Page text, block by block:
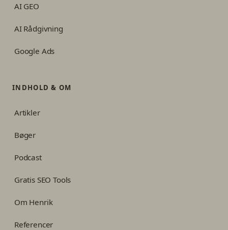
AI GEO
AI Rådgivning
Google Ads
INDHOLD & OM
Artikler
Bøger
Podcast
Gratis SEO Tools
Om Henrik
Referencer